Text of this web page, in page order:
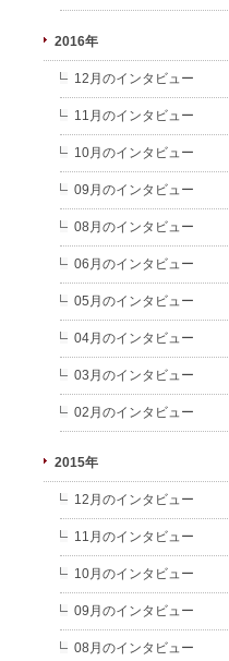
2016年
12月のインタビュー
11月のインタビュー
10月のインタビュー
09月のインタビュー
08月のインタビュー
06月のインタビュー
05月のインタビュー
04月のインタビュー
03月のインタビュー
02月のインタビュー
2015年
12月のインタビュー
11月のインタビュー
10月のインタビュー
09月のインタビュー
08月のインタビュー